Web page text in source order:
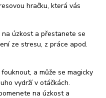
hračku, která vás
úzkost a přestanete se
ze stresu, z práce apod.
a může se magicky
vydrží v otáčkách.
na úzkost a